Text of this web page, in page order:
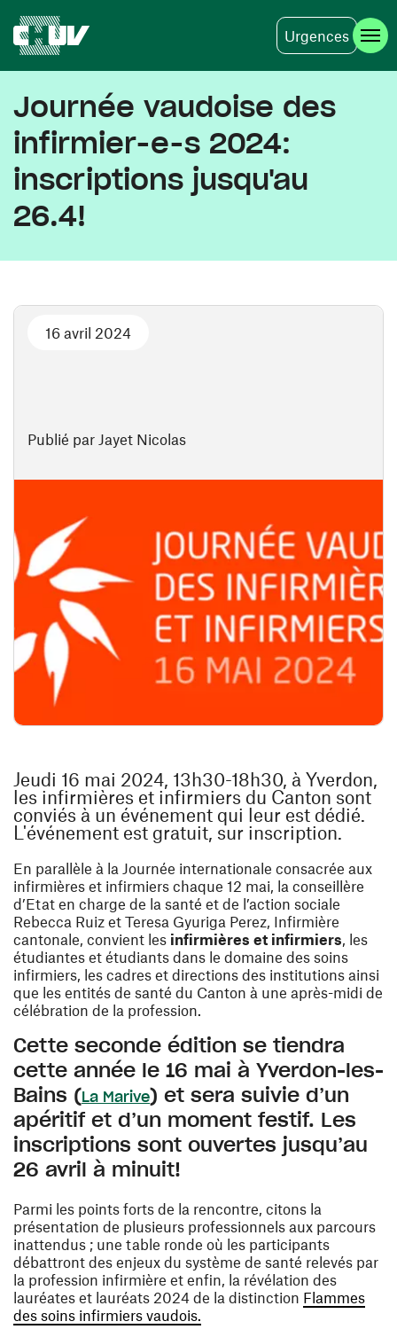
Urgences
Journée vaudoise des
infirmier-e-s 2024:
inscriptions jusqu'au
26.4!
Publié par Jayet Nicolas
16 avril 2024
Jeudi 16 mai 2024, 13h30-18h30, à Yverdon,
les infirmières et infirmiers du Canton sont
conviés à un événement qui leur est dédié.
L'événement est gratuit, sur inscription.
En parallèle à la Journée internationale consacrée aux
infirmières et infirmiers chaque 12 mai, la conseillère
d’Etat en charge de la santé et de l’action sociale
Rebecca Ruiz et Teresa Gyuriga Perez, Infirmière
cantonale, convient les infirmières et infirmiers, les
étudiantes et étudiants dans le domaine des soins
infirmiers, les cadres et directions des institutions ainsi
que les entités de santé du Canton à une après-midi de
célébration de la profession.
Cette seconde édition se tiendra
cette année le 16 mai à Yverdon-les-
Bains (La Marive(ouvre une nouvelle fenêtre)
) et sera suivie d’un
apéritif et d’un moment festif. Les
inscriptions sont ouvertes jusqu’au
26 avril à minuit!
Parmi les points forts de la rencontre, citons la
présentation de plusieurs professionnels aux parcours
inattendus ; une table ronde où les participants
débattront des enjeux du système de santé relevés par
la profession infirmière et enfin, la révélation des
lauréates et lauréats 2024 de la distinction Flammes
des soins infirmiers vaudois.